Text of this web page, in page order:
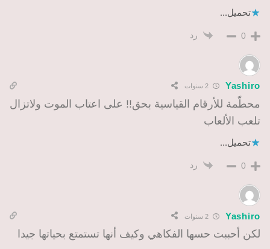
تحميل...
0 رد
Yashiro
محطّمة للأرقام القياسية بحق!! على اعتاب الموت ولاتزال
تلعب الألعاب
تحميل...
0 رد
Yashiro
لكن أحببت حسها الفكاهي وكيف أنها تستمتع بحياتها جيدا